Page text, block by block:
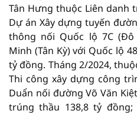
Tân Hưng thuộc Liên danh
Dự án Xây dựng tuyến
thông nối Quốc lộ 7C
Minh (Tân Kỳ) với Quốc lộ
tỷ đồng. Tháng 2/2024,
Thi công xây dựng công
Duẩn nối đường Võ Văn
trúng thầu 138,8 tỷ đồng;